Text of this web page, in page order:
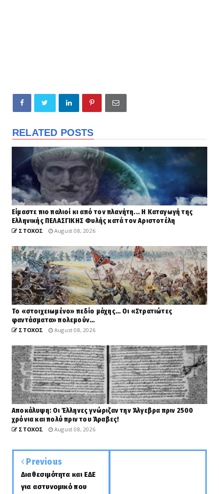
RELATED POSTS
Είμαστε πιο παλιοί κι από τον πλανήτη... Η Καταγωγή της
Ελληνικής ΠΕΛΑΣΓΙΚΗΣ Φυλής κατά τον Αριστοτέλη
ΣΤΟΧΟΣ August 08, 2026
Το «στοιχειωμένο» πεδίο μάχης… Οι «Στρατιώτες
φαντάσματα» πολεμούν…
ΣΤΟΧΟΣ August 08, 2026
Αποκάλυψη: Οι Έλληνες γνώριζαν την Άλγεβρα πριν 2500
χρόνια και πολύ πριν του Άραβες!
ΣΤΟΧΟΣ August 08, 2026
Previous
Διαθεσιμότητα και ΕΔΕ
για αστυνομικό που